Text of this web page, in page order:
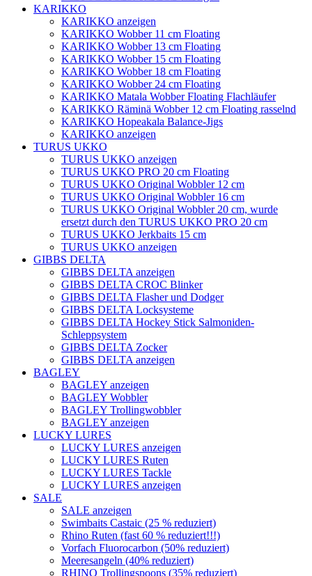
KARIKKO
KARIKKO anzeigen
KARIKKO Wobber 11 cm Floating
KARIKKO Wobber 13 cm Floating
KARIKKO Wobber 15 cm Floating
KARIKKO Wobber 18 cm Floating
KARIKKO Wobber 24 cm Floating
KARIKKO Matala Wobber Floating Flachläufer
KARIKKO Räminä Wobber 12 cm Floating rasselnd
KARIKKO Hopeakala Balance-Jigs
KARIKKO anzeigen
TURUS UKKO
TURUS UKKO anzeigen
TURUS UKKO PRO 20 cm Floating
TURUS UKKO Original Wobbler 12 cm
TURUS UKKO Original Wobbler 16 cm
TURUS UKKO Original Wobbler 20 cm, wurde
ersetzt durch den TURUS UKKO PRO 20 cm
TURUS UKKO Jerkbaits 15 cm
TURUS UKKO anzeigen
GIBBS DELTA
GIBBS DELTA anzeigen
GIBBS DELTA CROC Blinker
GIBBS DELTA Flasher und Dodger
GIBBS DELTA Locksysteme
GIBBS DELTA Hockey Stick Salmoniden-
Schleppsystem
GIBBS DELTA Zocker
GIBBS DELTA anzeigen
BAGLEY
BAGLEY anzeigen
BAGLEY Wobbler
BAGLEY Trollingwobbler
BAGLEY anzeigen
LUCKY LURES
LUCKY LURES anzeigen
LUCKY LURES Ruten
LUCKY LURES Tackle
LUCKY LURES anzeigen
SALE
SALE anzeigen
Swimbaits Castaic (25 % reduziert)
Rhino Ruten (fast 60 % reduziert!!!)
Vorfach Fluorocarbon (50% reduziert)
Meeresangeln (40% reduziert)
RHINO Trollingspoons (35% reduziert)